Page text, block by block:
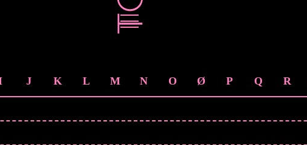
J K L M N O Ø P Q R